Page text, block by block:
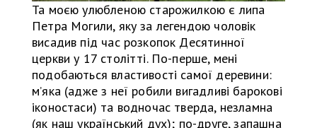
Та моєю улюбленою старожилкою є липа
Петра Могили, яку за легендою чоловік
висадив під час розкопок Десятинної
церкви у 17 столітті. По-перше, мені
подобаються властивості самої деревини:
м’яка (адже з неї робили вигадливі барокові
іконостаси) та водночас тверда, незламна
(як наш український дух); по-друге, запашна